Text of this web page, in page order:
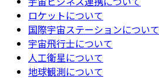
ロケットについて
国際宇宙ステーションについて
宇宙飛行士について
人工衛星について
地球観測について